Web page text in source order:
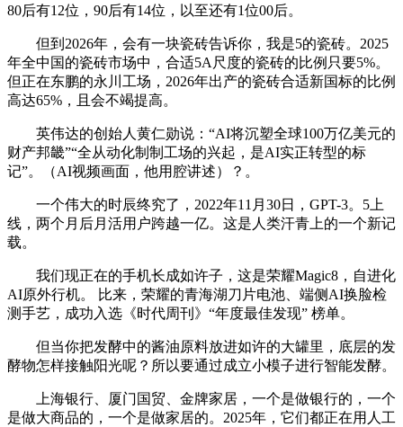
80后有12位，90后有14位，以至还有1位00后。
但到2026年，会有一块瓷砖告诉你，我是5的瓷砖。2025
年全中国的瓷砖市场中，合适5A尺度的瓷砖的比例只要5%。
但正在东鹏的永川工场，2026年出产的瓷砖合适新国标的比例
高达65%，且会不竭提高。
英伟达的创始人黄仁勋说：“AI将沉塑全球100万亿美元的
财产邦畿”“全从动化制制工场的兴起，是AI实正转型的标
记”。（AI视频画面，他用腔讲述）？。
一个伟大的时辰终究了，2022年11月30日，GPT-3。5上
线，两个月后月活用户跨越一亿。这是人类汗青上的一个新记
载。
我们现正在的手机长成如许子，这是荣耀Magic8，自进化
AI原外行机。 比来，荣耀的青海湖刀片电池、端侧AI换脸检
测手艺，成功入选《时代周刊》“年度最佳发现” 榜单。
但当你把发酵中的酱油原料放进如许的大罐里，底层的发
酵物怎样接触阳光呢？所以要通过成立小模子进行智能发酵。
上海银行、厦门国贸、金牌家居，一个是做银行的，一个
是做大商品的，一个是做家居的。2025年，它们都正在用人工